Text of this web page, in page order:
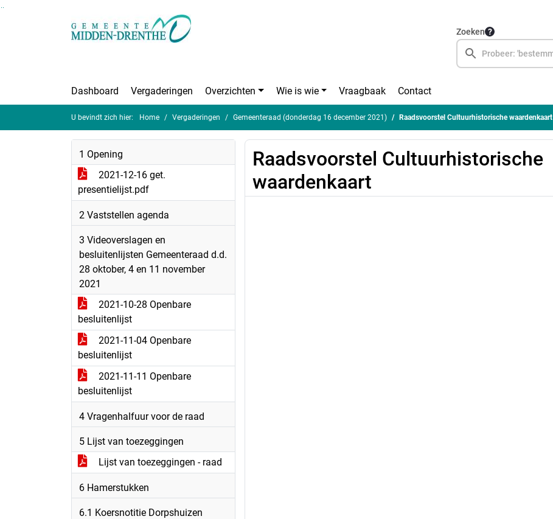
Zoeken
Dashboard Vergaderingen Overzichten Wie is wie Vraagbaak Contact
U bevindt zich hier: Home Vergaderingen Gemeenteraad (donderdag 16 december 2021) Raadsvoorstel Cultuurhistorische waardenkaart
1 Opening
2021-12-16 get.
presentielijst.pdf
2 Vaststellen agenda
3 Videoverslagen en
besluitenlijsten Gemeenteraad d.d.
28 oktober, 4 en 11 november
2021
2021-10-28 Openbare
besluitenlijst
2021-11-04 Openbare
besluitenlijst
2021-11-11 Openbare
besluitenlijst
4 Vragenhalfuur voor de raad
5 Lijst van toezeggingen
Lijst van toezeggingen - raad
6 Hamerstukken
6.1 Koersnotitie Dorpshuizen
Raadsvoorstel Cultuurhistorische
waardenkaart